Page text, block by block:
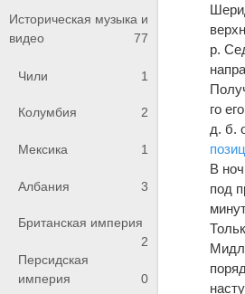
Историческая музыка и
видео
77
Чили 1
Колумбия 2
Мексика 1
Албания 3
Британская империя
2
Персидская
империя
0
р.
го
д. б.
В
под